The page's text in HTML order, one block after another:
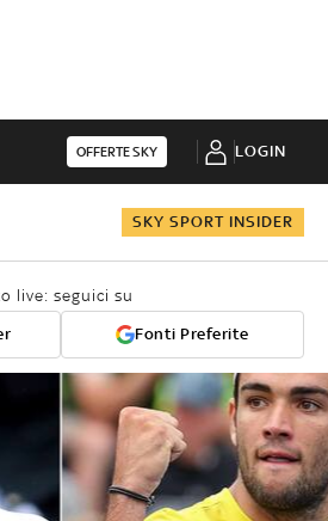
OFFERTE SKY LOGIN
SKY SPORT INSIDER
live: seguici su
Fonti Preferite